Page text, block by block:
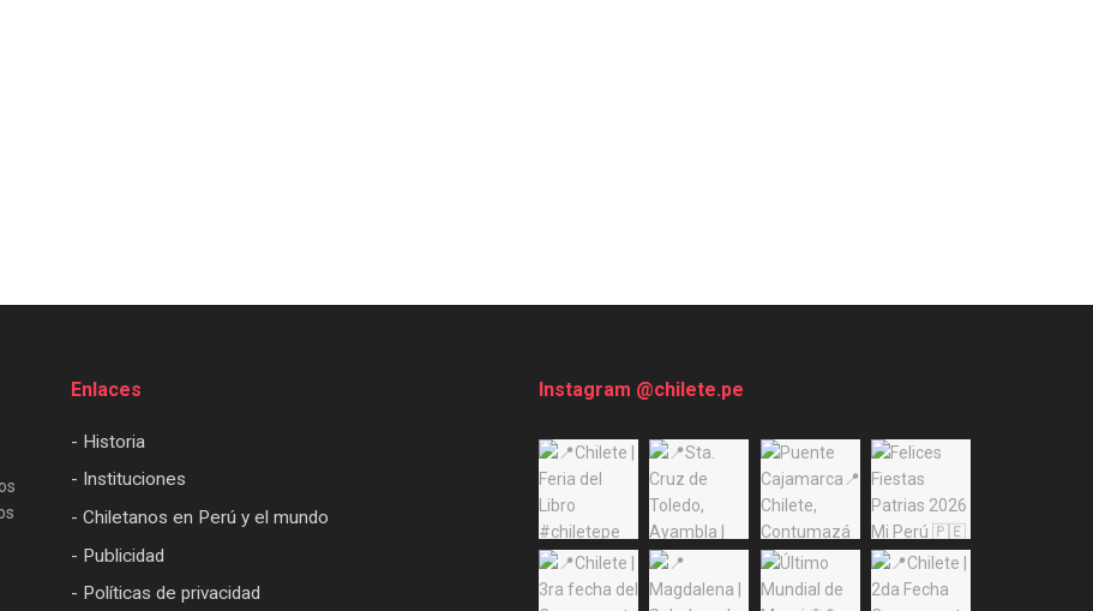
Enlaces
- Historia
- Instituciones
- Chiletanos en Perú y el mundo
- Publicidad
- Políticas de privacidad
Instagram @chilete.pe